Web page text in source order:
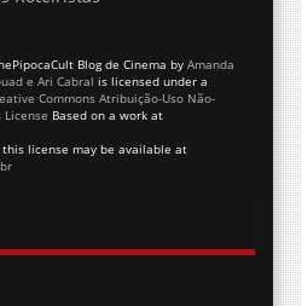
Blog de Cinema by Amanda
e Ari Cabral is licensed under a
Commons Atribuição-Uso Não-
Based on a work at
license may be available at